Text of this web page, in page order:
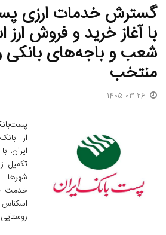
گسترش خدمات ارزی
با آغاز خرید و فروش
شعب و باجه‌های بانکی
منتخب
1405-03-26
از
تکمیل
شهرها
خدمت